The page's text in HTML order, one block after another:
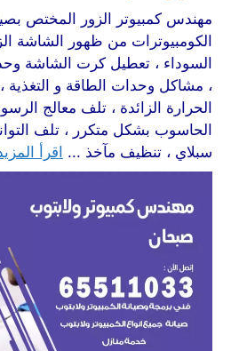
مهندس كمبيوتر الزور المختص
الكومبيوترات من ظهور الشاشة
السوداء ، تعطيل كرت الشاشة
، مشاكل وحدات الطاقة و التغذية
الحرارة الزائدة ، تلف معالج
الحاسوب بشكل متكرر ، تلف
سبلاي ، تنظيف مآخذ ... اقرأ